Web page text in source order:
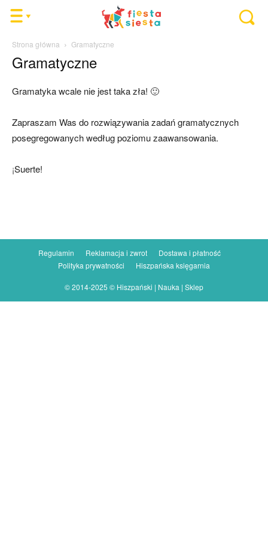
Strona główna Gramatyczne
Gramatyczne
Gramatyka wcale nie jest taka zła! 🙂
Zapraszam Was do rozwiązywania zadań gramatycznych
posegregowanych według poziomu zaawansowania.
¡Suerte!
Regulamin Reklamacja i zwrot
Dostawa i płatność
Polityka prywatności
Hiszpańska księgarnia
© 2014-2025 © Hiszpański | Nauka | Sklep